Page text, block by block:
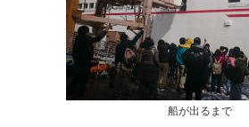
船が出るまで